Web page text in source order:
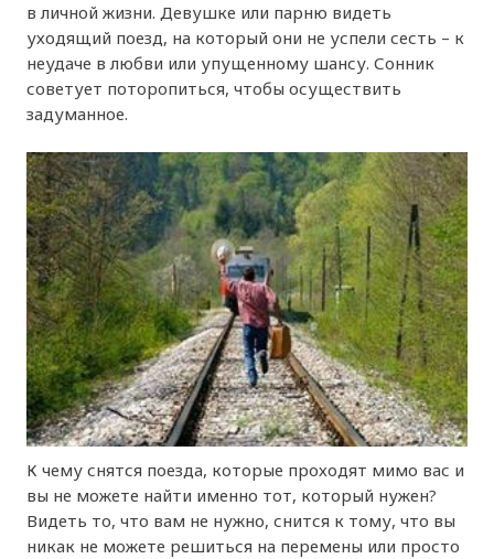
в личной жизни. Девушке или парню видеть
уходящий поезд, на который они не успели сесть – к
неудаче в любви или упущенному шансу. Сонник
советует поторопиться, чтобы осуществить
задуманное.
К чему снятся поезда, которые проходят мимо вас и
вы не можете найти именно тот, который нужен?
Видеть то, что вам не нужно, снится к тому, что вы
никак не можете решиться на перемены или просто